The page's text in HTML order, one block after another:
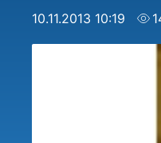
10.11.2013 10:19